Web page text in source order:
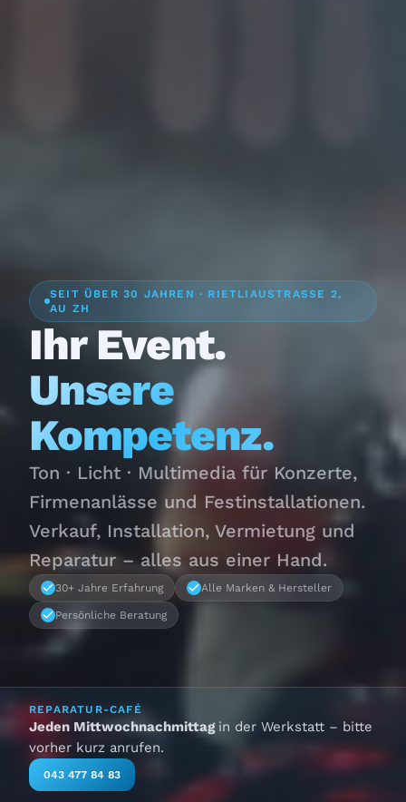
SEIT ÜBER 30 JAHREN · RIETLIAUSTRASSE 2,
AU ZH
Ihr Event.
Unsere
Kompetenz.
Ton · Licht · Multimedia für Konzerte,
Firmenanlässe und Festinstallationen.
Verkauf, Installation, Vermietung und
Reparatur – alles aus einer Hand.
30+ Jahre Erfahrung Alle Marken & Hersteller
Persönliche Beratung
REPARATUR-CAFÉ
Jeden Mittwochnachmittag in der Werkstatt – bitte
vorher kurz anrufen.
043 477 84 83